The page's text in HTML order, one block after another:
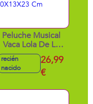
Peluche Musical
Vaca Lola De La
Granja De Zenón
30X13X23 Cm
recién
nacido
26,99
€